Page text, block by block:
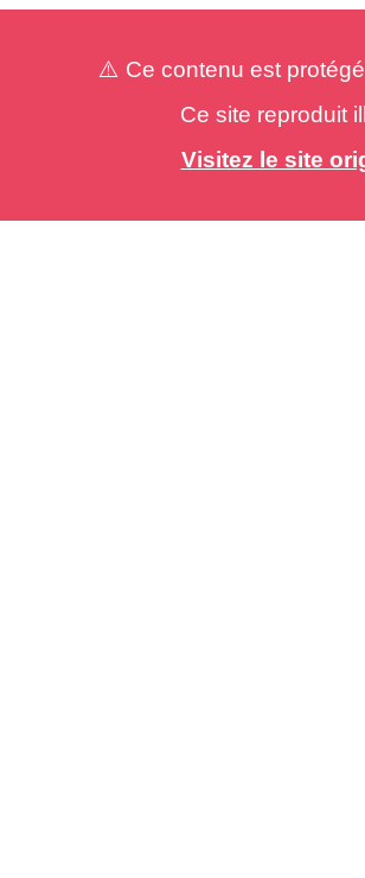
⚠️ Ce contenu est
Ce site reproduit
Visitez le site